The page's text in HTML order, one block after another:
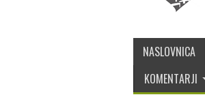
NASLOVNICA
KOMENTARJI